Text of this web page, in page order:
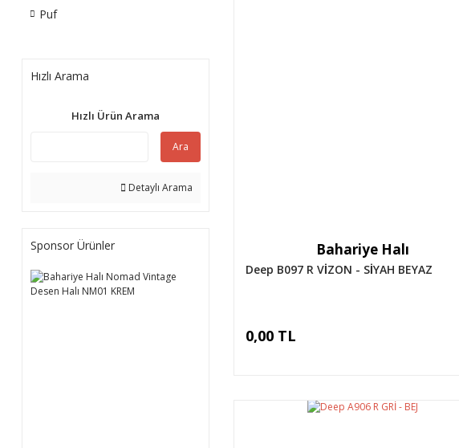
Puf
Hızlı Arama
Hızlı Ürün Arama
Ara
Detaylı Arama
Sponsor Ürünler Bahariye Halı
Deep B097 R VİZON - SİYAH BEYAZ
0,00 TL